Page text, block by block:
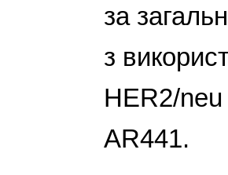
за
з
HER2/
AR441.